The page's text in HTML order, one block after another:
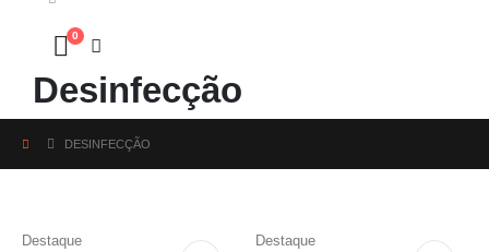
0
Desinfecção
DESINFECÇÃO
Destaque Destaque